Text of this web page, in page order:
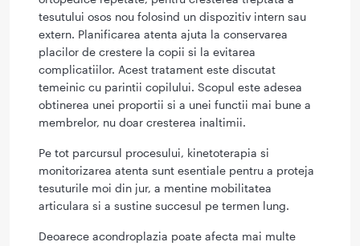
tesutului osos nou folosind un dispozitiv intern sau
extern. Planificarea atenta ajuta la conservarea
placilor de crestere la copii si la evitarea
complicatiilor. Acest tratament este discutat
temeinic cu parintii copilului. Scopul este adesea
obtinerea unei proportii si a unei functii mai bune a
membrelor, nu doar cresterea inaltimii.
Pe tot parcursul procesului, kinetoterapia si
monitorizarea atenta sunt esentiale pentru a proteja
tesuturile moi din jur, a mentine mobilitatea
articulara si a sustine succesul pe termen lung.
Deoarece acondroplazia poate afecta mai multe